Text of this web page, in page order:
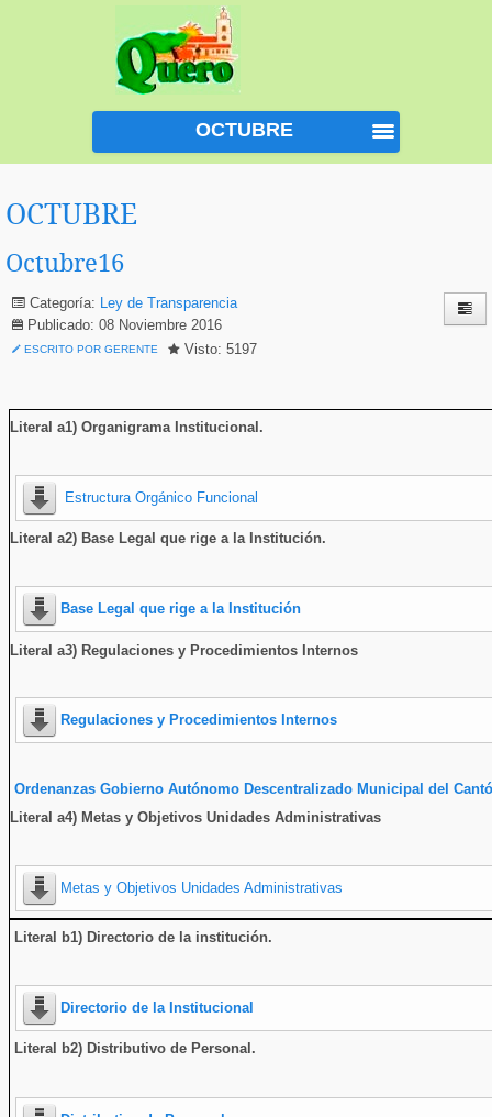
OCTUBRE
OCTUBRE
Octubre16
Categoría: Ley de Transparencia
Publicado: 08 Noviembre 2016
ESCRITO POR GERENTE Visto: 5197
Literal a1) Organigrama Institucional .
Estructura Orgánico Funcional
Literal a2) Base Legal que rige a la Institución.
Base Legal que rige a la Institución
Literal a3) Regulaciones y Procedimientos Internos
Regulaciones y Procedimientos Internos
Ordenanzas Gobierno Autónomo Descentralizado Municipal del
Literal a4) Metas y Objetivos Unidades Administrativas
Metas y Objetivos Unidades Administrativas
Literal b1) Directorio de la institución.
Directorio de la Institucional
Literal b2) Distributivo de Personal.